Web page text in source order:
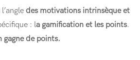
des motivations intrinsèque et
: la gamification et les points.
de points.